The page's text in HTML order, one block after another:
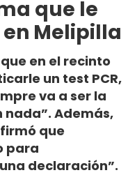
que le
Melipilla
en el recinto
un test PCR,
va a ser la
nada”. Además,
que
para
declaración”.